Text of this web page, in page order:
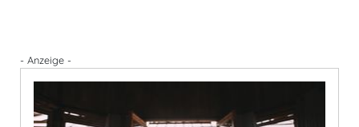
- Anzeige -